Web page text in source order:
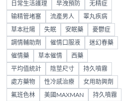
日常生活護理 早洩預防 无精症
输精管堵塞 流產男人 睪丸疾病
草本壯陽 失眠 安眠藥 憂鬱症
調情輔助劑 催情口服液 迷幻春藥
催情藥 草本催情 西藥
平均值統計 陰莖尺寸 持久噴霧
處方藥物 性冷感治療 女用助興劑
氟班色林 美國MAXMAN 持久噴霧